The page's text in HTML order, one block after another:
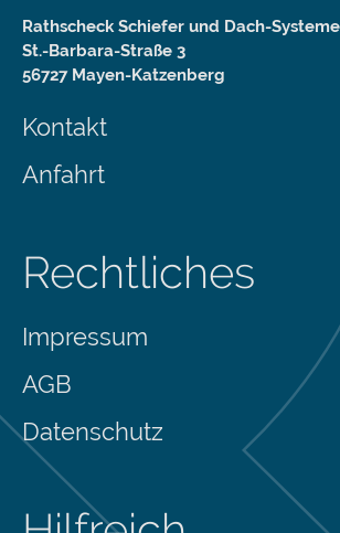
Rathscheck Schiefer und Dach-Systeme
St.-Barbara-Straße 3
56727 Mayen-Katzenberg
Kontakt
Anfahrt
Rechtliches
Impressum
AGB
Datenschutz